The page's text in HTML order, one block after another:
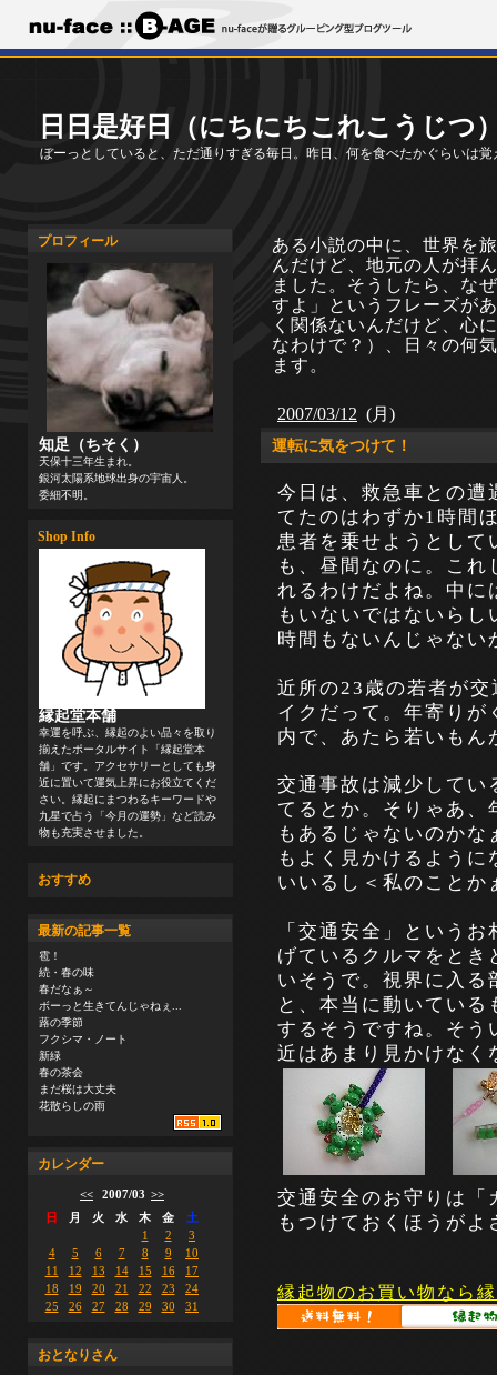
日日是好日（にちにちこれこうじつ
ぼーっとしていると、ただ通りすぎる毎日。昨日、何を食べたかぐらいは
ある小説の中に、世界を
んだけど、地元の人が拝
ました。そうしたら、な
すよ」というフレーズが
く関係ないんだけど、心
なわけで？）、日々の何
ます。
2007/03/12 (月)
運転に気をつけて！
今日は、救急車との遭
てたのはわずか1時間
患者を乗せようとし
も、昼間なのに。こ
れるわけだよね。中に
もいないではないら
時間もないんじゃない
近所の23歳の若者が
イクだって。年寄り
内で、あたら若いもん
交通事故は減少してい
てるとか。そりゃあ
もあるじゃないのか
もよく見かけるよう
いいるし＜私のことか
「交通安全」という
げているクルマをと
いそうで。視界に入
と、本当に動いてい
するそうですね。そう
近はあまり見かけなく
交通安全のお守りは「
もつけておくほうがよ
縁起物のお買い物なら
プロフィール
知足（ちそく）
天保十三年生まれ。
銀河太陽系地球出身の宇宙人。
委細不明。
Shop Info
縁起堂本舗
幸運を呼ぶ、縁起のよい品々を取り
揃えたポータルサイト「縁起堂本
舗」です。アクセサリーとしても身
近に置いて運気上昇にお役立てくだ
さい。縁起にまつわるキーワードや
九星で占う「今月の運勢」など読み
物も充実させました。
おすすめ
最新の記事一覧
雹！
続・春の味
春だなぁ～
ボーっと生きてんじゃねぇ...
蕗の季節
フクシマ・ノート
新緑
春の茶会
まだ桜は大丈夫
花散らしの雨
カレンダー
<< 2007/03 >>
日
月 火 水 木 金
土
1
2
3
4
5 6 7 8 9
10
11
12 13 14 15 16
17
18
19 20 21 22 23
24
25
26 27 28 29 30 31
おとなりさん